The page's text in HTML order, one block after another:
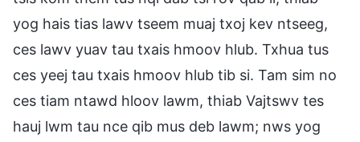
yog hais tias lawv tseem muaj txoj kev ntseeg,
ces lawv yuav tau txais hmoov hlub. Txhua tus
ces yeej tau txais hmoov hlub tib si. Tam sim no
ces tiam ntawd hloov lawm, thiab Vajtswv tes
hauj lwm tau nce qib mus deb lawm; nws yog